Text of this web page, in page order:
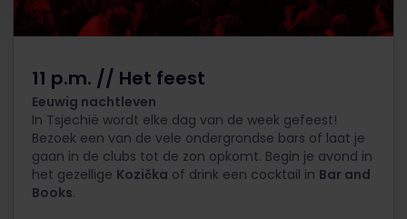
11 p.m. // Het feest
Eeuwig nachtleven
In Tsjechië wordt elke dag van de week gefeest!
Bezoek een van de vele ondergrondse bars of laat je
gaan in de clubs tot de zon opkomt. Begin je avond in
het gezellige Kozička of drink een cocktail in Bar and
Books.